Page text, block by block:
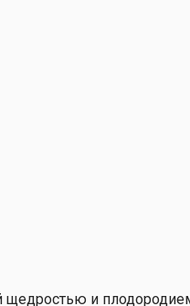
щедростью и